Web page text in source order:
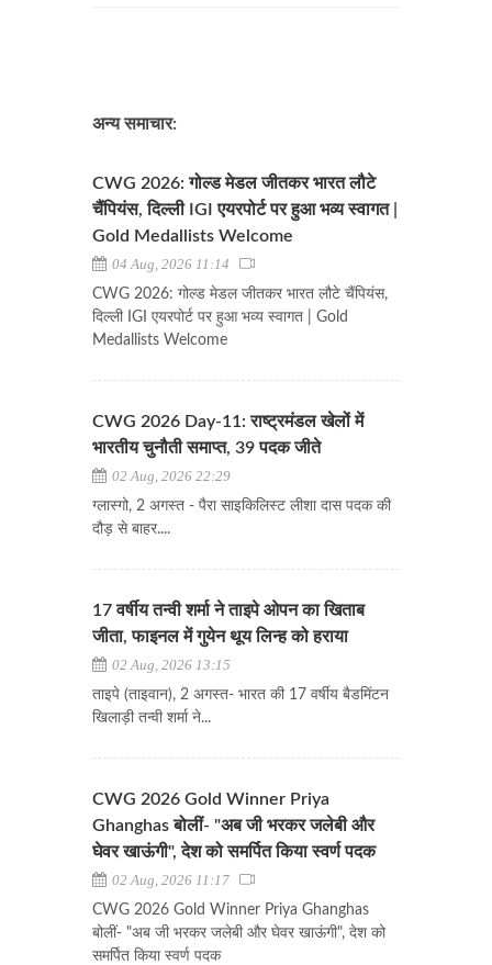
अन्य समाचार:
CWG 2026: गोल्ड मेडल जीतकर भारत लौटे
चैंपियंस, दिल्ली IGI एयरपोर्ट पर हुआ भव्य स्वागत |
Gold Medallists Welcome
04 Aug, 2026 11:14
CWG 2026: गोल्ड मेडल जीतकर भारत लौटे चैंपियंस,
दिल्ली IGI एयरपोर्ट पर हुआ भव्य स्वागत | Gold
Medallists Welcome
CWG 2026 Day-11: राष्ट्रमंडल खेलों में
भारतीय चुनौती समाप्त, 39 पदक जीते
02 Aug, 2026 22:29
ग्लास्गो, 2 अगस्त - पैरा साइकिलिस्ट लीशा दास पदक की
दौड़ से बाहर....
17 वर्षीय तन्वी शर्मा ने ताइपे ओपन का खिताब
जीता, फाइनल में गुयेन थूय लिन्ह को हराया
02 Aug, 2026 13:15
ताइपे (ताइवान), 2 अगस्त- भारत की 17 वर्षीय बैडमिंटन
खिलाड़ी तन्वी शर्मा ने...
CWG 2026 Gold Winner Priya
Ghanghas बोलीं- "अब जी भरकर जलेबी और
घेवर खाऊंगी", देश को समर्पित किया स्वर्ण पदक
02 Aug, 2026 11:17
CWG 2026 Gold Winner Priya Ghanghas
बोलीं- "अब जी भरकर जलेबी और घेवर खाऊंगी", देश को
समर्पित किया स्वर्ण पदक